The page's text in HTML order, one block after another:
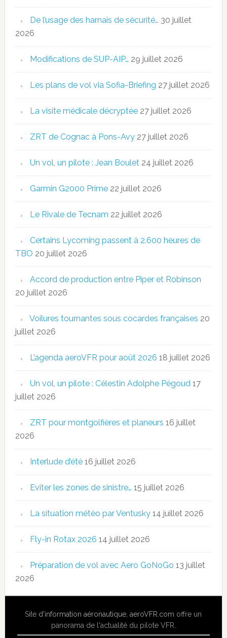
De l’usage des harnais de sécurité… 30 juillet
2026
Modifications de SUP-AIP… 29 juillet 2026
Les plans de vol via Sofia-Briefing 27 juillet 2026
La visite médicale décryptée 27 juillet 2026
ZRT de Cognac à Pons-Avy 27 juillet 2026
Un vol, un pilote : Jean Boulet 24 juillet 2026
Garmin G2000 Prime 22 juillet 2026
Le Rivale de Tecnam 22 juillet 2026
Certains Lycoming passent à 2.600 heures de
TBO 20 juillet 2026
Accord de production entre Piper et Robinson
20 juillet 2026
Voilures tournantes sous cocardes françaises 20
juillet 2026
L’agenda aeroVFR pour août 2026 18 juillet 2026
Un vol, un pilote : Célestin Adolphe Pégoud 17
juillet 2026
ZRT pour montgolfières et planeurs 16 juillet
2026
Interlude d’été 16 juillet 2026
Eviter les zones de sinistre… 15 juillet 2026
La situation météo par Ventusky 14 juillet 2026
Fly-in Rotax 2026 14 juillet 2026
Préparation de vol avec Aero GoNoGo 13 juillet
2026
Site d'information aéronautique,aeroVFR.com offre un
panorama de l'actualité du pilote VFR.